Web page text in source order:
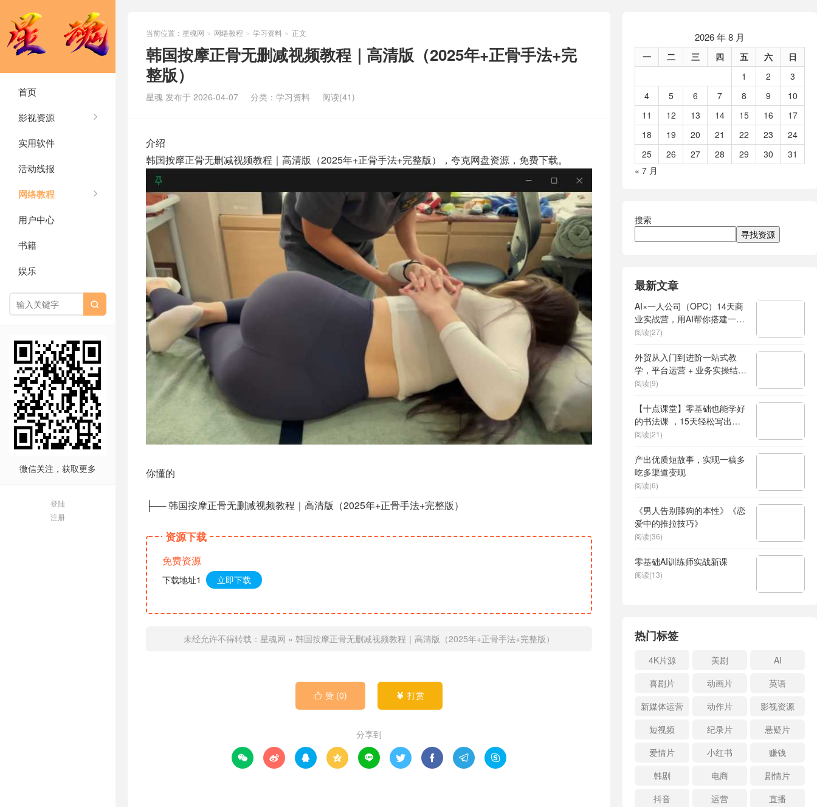
首页
影视资源
实用软件
活动线报
网络教程
用户中心
书籍
娱乐

微信关注，获取更多
登陆
注册
当前位置： 星魂网 > 网络教程 > 学习资料 > 正文
韩国按摩正骨无删减视频教程｜高清版（2025年+正骨手法+完
整版）
星魂 发布于 2026-04-07 分类： 学习资料 阅读(41)
介绍
韩国按摩正骨无删减视频教程｜高清版（2025年+正骨手法+完整版），夸克网盘资源，免费下载。
你懂的
├── 韩国按摩正骨无删减视频教程｜高清版（2025年+正骨手法+完整版）
资源下载
免费资源
下载地址1 立即下载
未经允许不得转载： 星魂网 » 韩国按摩正骨无删减视频教程｜高清版（2025年+正骨手法+完整版）
 赞 (0)  打赏
分享到
        
2026 年 8 月
一 二 三 四 五 六
日
1
2
3
4
5 6 7 8 9
10
11
12 13 14 15 16
17
18
19 20 21 22 23
24
25
26 27 28 29 30
31
« 7 月
搜索
寻找资源
最新文章
AI×一人公司（OPC）14天商
业实战营，用AI帮你搭建一个
属于你自己的、能独立賺钱的
阅读(27)
外贸从入门到进阶一站式教
学，平台运营 + 业务实操结
合，实现业绩稳步增长
阅读(9)
【十点课堂】零基础也能学好
的书法课 ，15天轻松写出漂
亮人生
阅读(21)
产出优质短故事，实现一稿多
吃多渠道变现
阅读(6)
《男人告别舔狗的本性》《恋
爱中的推拉技巧》
阅读(36)
零基础AI训练师实战新课
阅读(13)
热门标签
4K片源 美剧
AI
喜剧片
动画片
英语
新媒体运营
动作片
影视资源
短视频
纪录片
悬疑片
爱情片
小红书
赚钱
韩剧
电商
剧情片
抖音
运营
直播